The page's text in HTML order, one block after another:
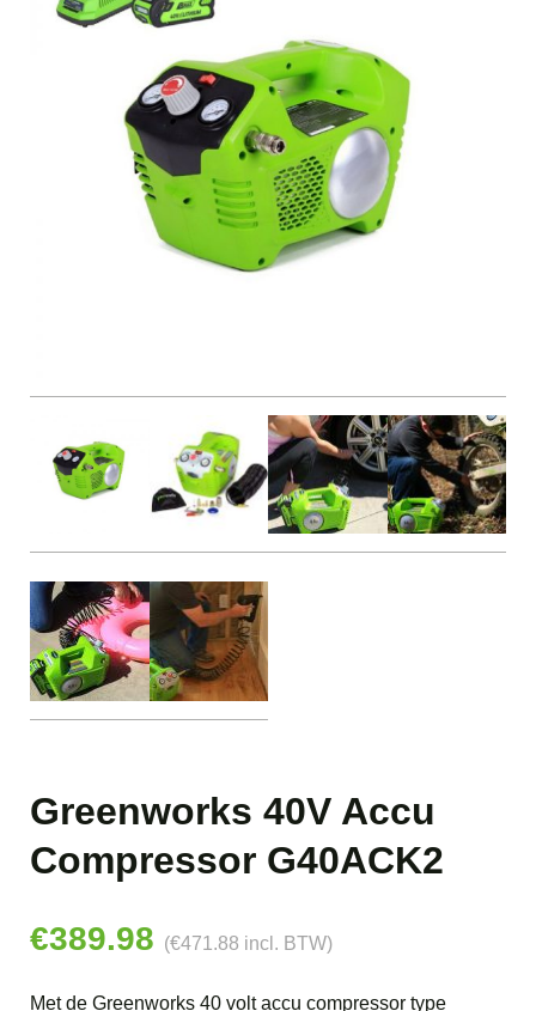
Greenworks 40V Accu
Compressor G40ACK2
€389.98 (€471.88 incl. BTW)
Met de Greenworks 40 volt accu compressor type